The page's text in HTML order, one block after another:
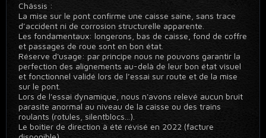
Châssis :
La mise sur le pont confirme une caisse saine, sans trace
d’accident ni de corrosion structurelle apparente.
Les fondamentaux: longerons, bas de caisse, fond de coffre
et passages de roue sont en bon état.
Réserve d'usage: par principe nous ne pouvons garantir la
perfection des alignements au-delà de leur bon état visuel
et fonctionnel validé lors de l’essai sur route et de la mise
sur le pont.
Lors de l'essai dynamique, nous n'avons relevé aucun bruit
parasite anormal au niveau de la caisse ou des trains
roulants (rotules, silentblocs...).
Le boitier de direction à été révisé en 2022 (facture